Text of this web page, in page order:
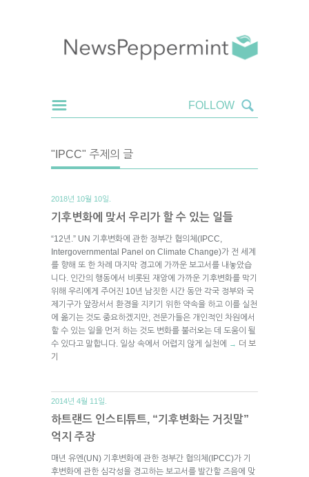
"IPCC" 주제의 글
2018년 10월 10일.
기후변화에 맞서 우리가 할 수 있는 일들
“12년.” UN 기후변화에 관한 정부간 협의체(IPCC,
Intergovernmental Panel on Climate Change)가 전 세계
를 향해 또 한 차례 마지막 경고에 가까운 보고서를 내놓았습
니다. 인간의 행동에서 비롯된 재앙에 가까운 기후변화를 막기
위해 우리에게 주어진 10년 남짓한 시간 동안 각국 정부와 국
제기구가 앞장서서 환경을 지키기 위한 약속을 하고 이를 실천
에 옮기는 것도 중요하겠지만, 전문가들은 개인적인 차원에서
할 수 있는 일을 먼저 하는 것도 변화를 불러오는 데 도움이 될
수 있다고 말합니다. 일상 속에서 어렵지 않게 실천에
→ 더 보
기
2014년 4월 11일.
하트랜드 인스티튜트, “기후변화는 거짓말”
억지 주장
매년 유엔(UN) 기후변화에 관한 정부간 협의체(IPCC)가 기
후변화에 관한 심각성을 경고하는 보고서를 발간할 즈음에 맞